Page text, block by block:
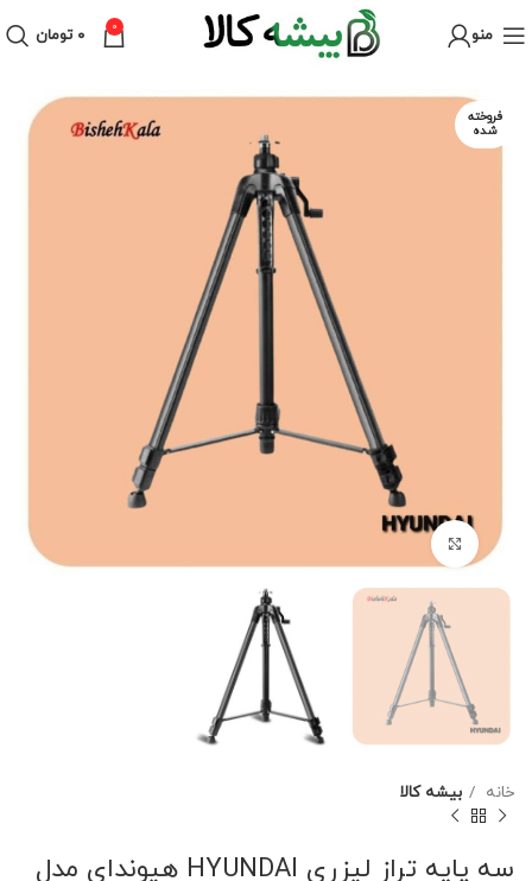
منو 0 ۰ تومان
فروخته
شده
خانه بیشه کالا
سه پایه تراز لیزری HYUNDAI هیوندای مدل